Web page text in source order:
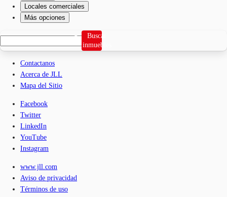
Locales comerciales
Más opciones
Buscar
inmuebles
Contactanos
Acerca de JLL
Mapa del Sitio
Facebook
Twitter
LinkedIn
YouTube
Instagram
www.jll.com
Aviso de privacidad
Términos de uso